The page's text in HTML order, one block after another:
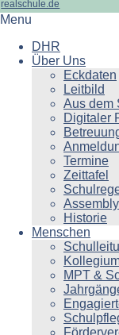
realschule.de
Menu
DHR
Über Uns
Eckdaten
Leitbild
Aus dem
Digitaler
Termine
Zeittafel
Assembly
Historie
Menschen
MPT &